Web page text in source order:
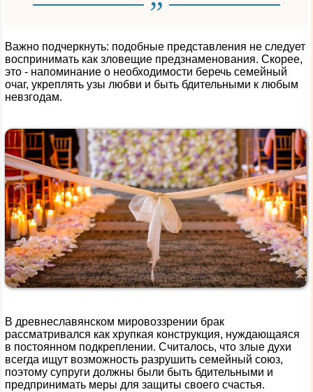
Важно подчеркнуть: подобные представления не следует
воспринимать как зловещие предзнаменования. Скорее,
это - напоминание о необходимости беречь семейный
очаг, укреплять узы любви и быть бдительными к любым
невзгодам.
В древнеславянском мировоззрении брак
рассматривался как хрупкая конструкция, нуждающаяся
в постоянном подкреплении. Считалось, что злые духи
всегда ищут возможность разрушить семейный союз,
поэтому супруги должны были быть бдительными и
предпринимать меры для защиты своего счастья.